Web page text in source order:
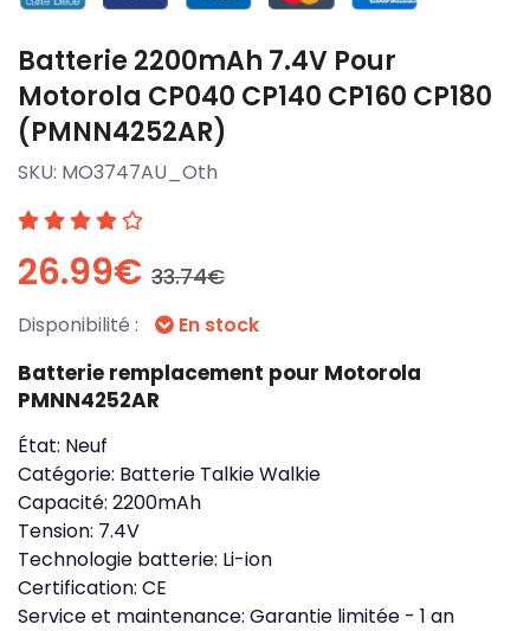
Batterie 2200mAh 7.4V Pour
Motorola CP040 CP140 CP160 CP180
(PMNN4252AR)
SKU: MO3747AU_Oth
26.99€ 33.74€
Disponibilité : En stock
Batterie remplacement pour Motorola
PMNN4252AR
État: Neuf
Catégorie: Batterie Talkie Walkie
Capacité: 2200mAh
Tension: 7.4V
Technologie batterie: Li-ion
Certification: CE
Service et maintenance: Garantie limitée - 1 an